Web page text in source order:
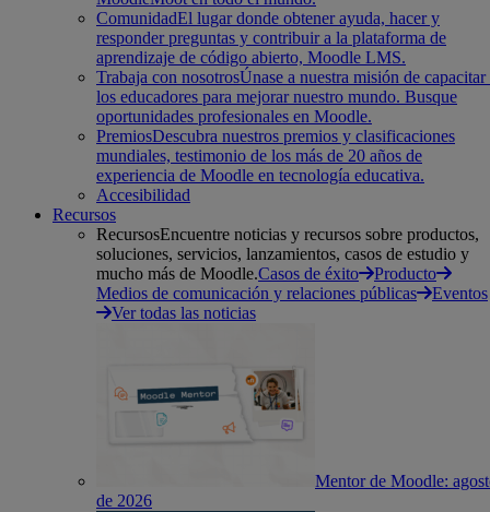
ComunidadEl lugar donde obtener ayuda, hacer y
responder preguntas y contribuir a la plataforma de
aprendizaje de código abierto, Moodle LMS.
Trabaja con nosotrosÚnase a nuestra misión de capacitar
los educadores para mejorar nuestro mundo. Busque
oportunidades profesionales en Moodle.
PremiosDescubra nuestros premios y clasificaciones
mundiales, testimonio de los más de 20 años de
experiencia de Moodle en tecnología educativa.
Accesibilidad
Recursos
RecursosEncuentre noticias y recursos sobre productos,
soluciones, servicios, lanzamientos, casos de estudio y
mucho más de Moodle.Casos de éxito
Producto
Medios de comunicación y relaciones públicas
Eventos
Ver todas las noticias
Mentor de Moodle:
de 2026